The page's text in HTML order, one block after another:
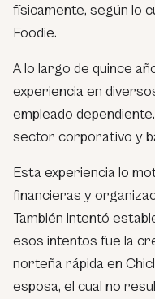
físicamente, según lo
Foodie.
A lo largo de quince
experiencia en
empleado
sector corporativo y
Esta experiencia lo
financieras y
También intentó
esos intentos fue la
norteña rápida en
esposa, el cual no